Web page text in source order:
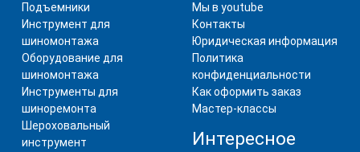
Подъемники
Инструмент для
шиномонтажа
Оборудование для
шиномонтажа
Инструменты для
шиноремонта
Шероховальный
инструмент
Мы в youtube
Контакты
Юридическая информация
Политика
конфиденциальности
Как оформить заказ
Мастер-классы
Интересное